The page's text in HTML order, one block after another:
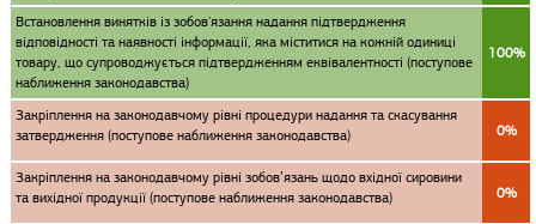
Встановлення винятків із зобов'язання надання підтвердження
відповідності та наявності інформації, яка міститися на кожній одиниці
товару, що супроводжується підтвердженням еквівалентності (поступове
наближення законодавства)
100%
Закріплення на законодавчому рівні процедури надання та скасування
затвердження (поступове наближення законодавства)
0%
Закріплення на законодавчому рівні зобов’язань щодо вхідної сировини
та вихідної продукції (поступове наближення законодавства)
0%